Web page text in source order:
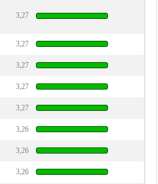
3,27
3,27
3,27
3,27
3,27
3,26
3,26
3,26